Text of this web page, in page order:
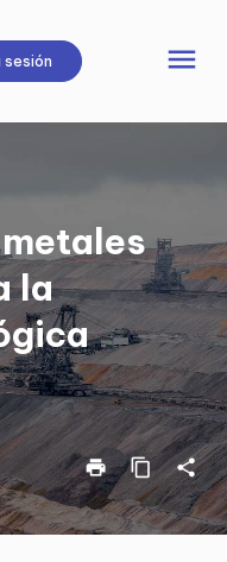
sesión menu
la
print content_copy share